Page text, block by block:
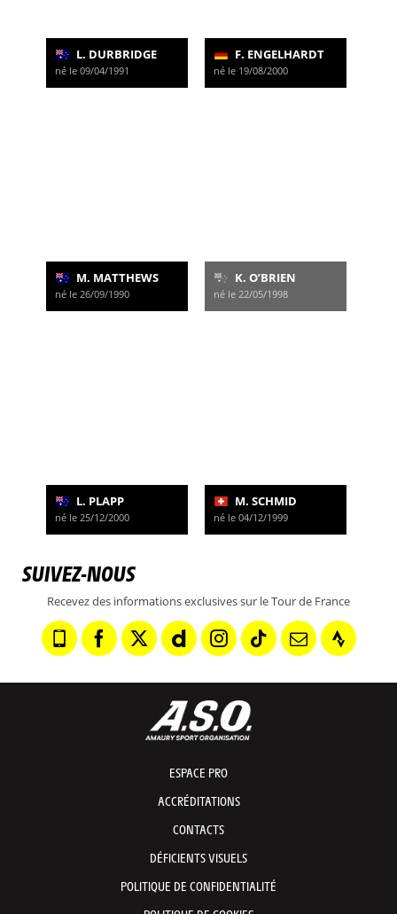
L. DURBRIDGE
né le 09/04/1991
F. ENGELHARDT
né le 19/08/2000
M. MATTHEWS
né le 26/09/1990
K. O’BRIEN
né le 22/05/1998
L. PLAPP
né le 25/12/2000
M. SCHMID
né le 04/12/1999
SUIVEZ-NOUS
Recevez des informations exclusives sur le Tour de France
ESPACE PRO
ACCRÉDITATIONS
CONTACTS
DÉFICIENTS VISUELS
POLITIQUE DE CONFIDENTIALITÉ